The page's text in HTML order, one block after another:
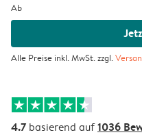
Ab
Alle Preise inkl. MwSt. zzgl.
4.7 basierend auf1036